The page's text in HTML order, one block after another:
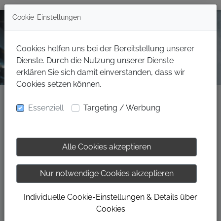
14 Tage GRATIS Training an
Inklusive Beratung und Einweisung, große
Kursauswahl, elektronische Kraftgeräte,
eigene Parkplätze, Körperstrukturanalyse,
Ruhe und Entspannung im Wellness-Bereich
Cookie-Einstellungen
Cookies helfen uns bei der Bereitstellung unserer
Dienste. Durch die Nutzung unserer Dienste
erklären Sie sich damit einverstanden, dass wir
Cookies setzen können.
Essenziell Targeting / Werbung
Alle Cookies akzeptieren
Nur notwendige Cookies akzeptieren
Individuelle Cookie-Einstellungen & Details über
Cookies